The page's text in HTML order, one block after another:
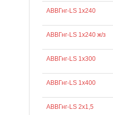
АВВГнг-LS 1х240
АВВГнг-LS 1х240 ж/з
АВВГнг-LS 1х300
АВВГнг-LS 1х400
АВВГнг-LS 2х1,5